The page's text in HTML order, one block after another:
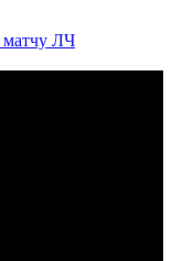
матчу ЛЧ